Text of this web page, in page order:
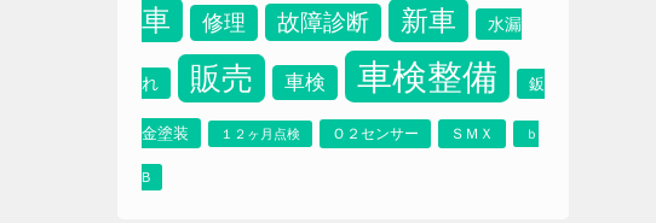
車
修理 故障診断 新車 水漏
れ 販売 車検 車検整備 鈑
金塗装 １２ヶ月点検 Ｏ２センサー ＳＭＸ ｂ
B